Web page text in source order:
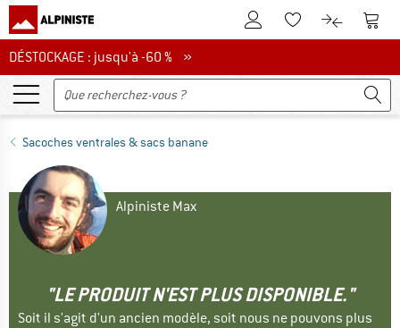
Vers le compte client
Vers la liste
Vers le
DÉSTOCKAGE : jusqu'à -60 %
DÉSTOCKAGE : jusqu'à -60 % »
Sacoches ventrales & sacs banane
Alpiniste Max
"LE PRODUIT N'EST PLUS DISPONIBLE."
Soit il s'agit d'un ancien modèle, soit nous ne pouvons plus